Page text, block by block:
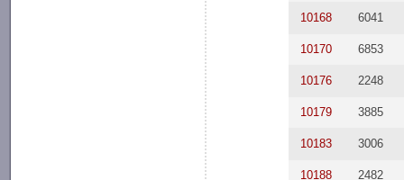
10168 6041
10170 6853
10176 2248
10179 3885
10183 3006
10188 2482